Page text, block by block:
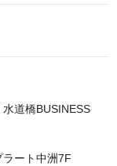
道橋BUSINESS
ート中洲7F